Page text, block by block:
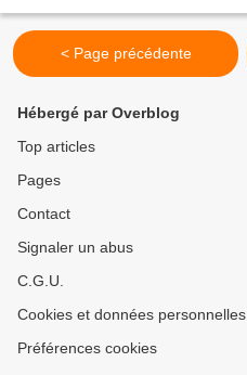
< Page précédente
Hébergé par Overblog
Top articles
Pages
Contact
Signaler un abus
C.G.U.
Cookies et données personnelles
Préférences cookies